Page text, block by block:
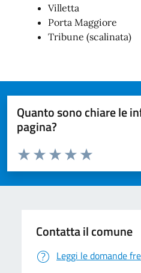
Villetta
Porta Maggiore
Tribune (scalinata)
Quanto sono chiare le
pagina?
Valuta da 1 a 5 stelle la pagina
Valuta 5 stelle
Valuta 4 stelle su 5
Valuta 3 stelle su 5
Valuta 2 stelle su 5
Valuta 1 stelle su 5
Contatta il comune
Leggi le domande